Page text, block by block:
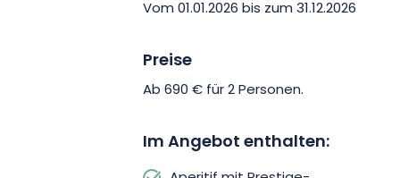
warmen und raffinierten Atmosphäre
außergewöhnlichen Rahmen inmitten
Vom 01.01.2026 bis zum 31.12.2026
Preise
Ab 690 € für 2 Personen.
Im Angebot enthalten: